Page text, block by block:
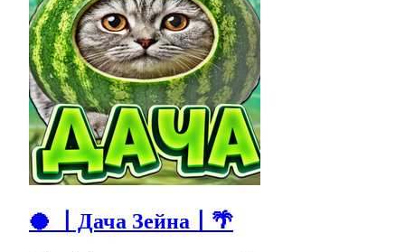
🥥 〡Дача Зейна〡🌴